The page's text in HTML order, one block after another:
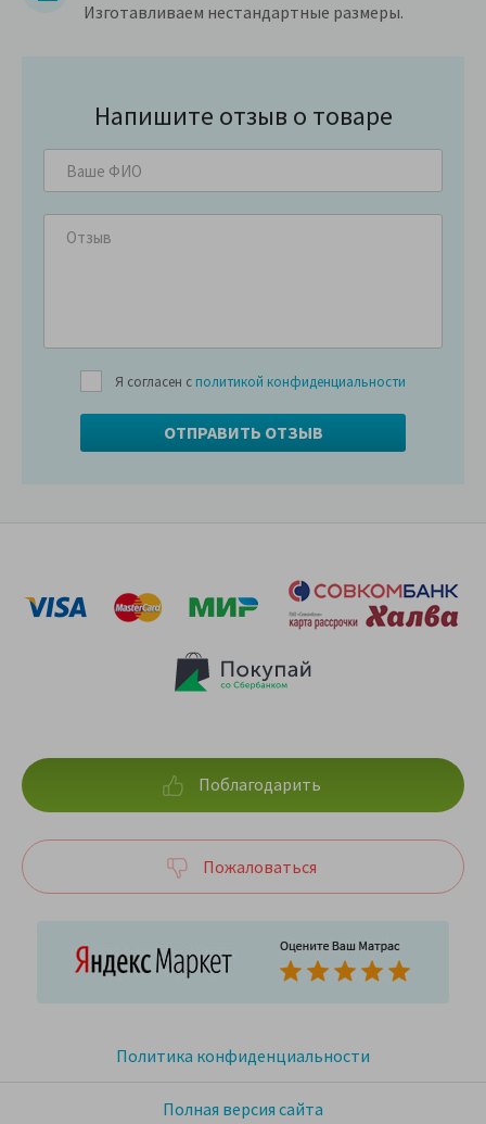
Изготавливаем нестандартные размеры.
Напишите отзыв о товаре
Я согласен с политикой конфиденциальности
Политика конфиденциальности
Полная версия сайта
Поблагодарить
Пожаловаться